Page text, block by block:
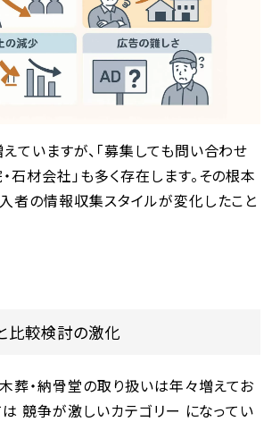
ていますが、「募集しても問い合わせ
石材会社」も多く存在します。その根本
者の情報収集スタイルが変化したこと
比較検討の激化
葬・納骨堂の取り扱いは年々増えてお
競争が激しいカテゴリー になってい